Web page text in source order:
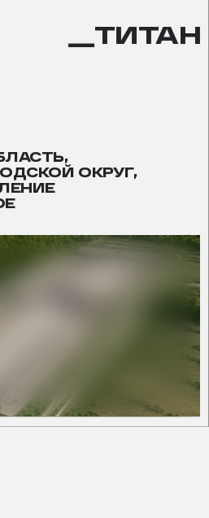
__ТИТАН
ОКРУГ,